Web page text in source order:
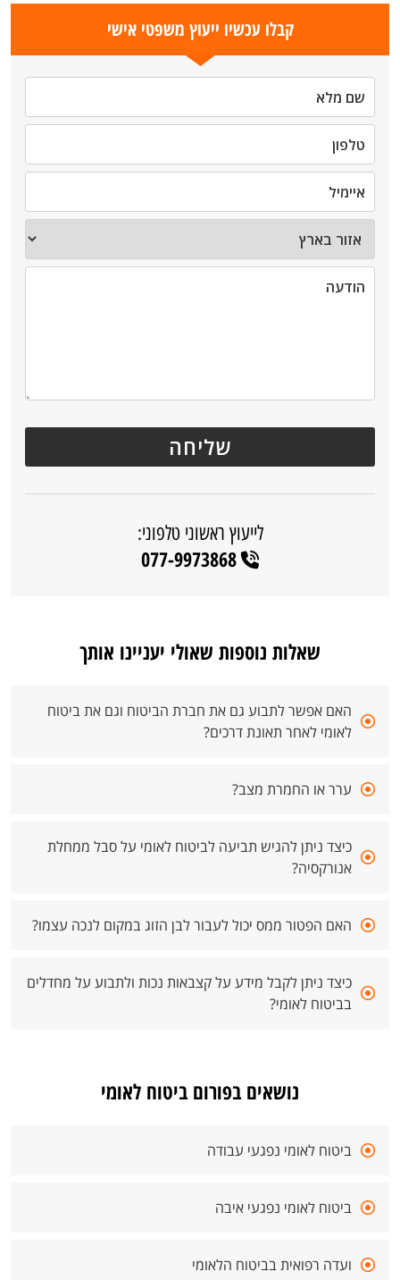
קבלו עכשיו ייעוץ משפטי אישי
לייעוץ ראשוני טלפוני:
077-9973868
שאלות נוספות שאולי יעניינו אותך
האם אפשר לתבוע גם את חברת הביטוח וגם את ביטוח
לאומי לאחר תאונת דרכים?
ערר או החמרת מצב?
כיצד ניתן להגיש תביעה לביטוח לאומי על סבל ממחלת
אנורקסיה?
האם הפטור ממס יכול לעבור לבן הזוג במקום לנכה עצמו?
כיצד ניתן לקבל מידע על קצבאות נכות ולתבוע על מחדלים
בביטוח לאומי?
נושאים בפורום ביטוח לאומי
ביטוח לאומי נפגעי עבודה
ביטוח לאומי נפגעי איבה
ועדה רפואית בביטוח הלאומי